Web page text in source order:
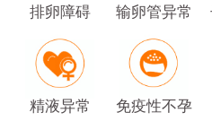
排卵障碍 输卵管异常
精液异常 免疫性不孕